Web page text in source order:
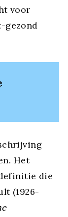
voor
gezond
Het
die
(1926-